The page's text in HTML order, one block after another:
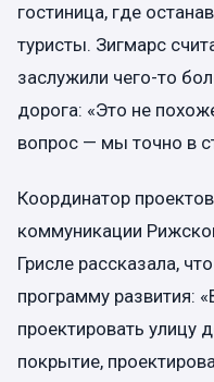
гостиница, где
туристы. Зигмарс
заслужили чего-то
дорога: «Это не
вопрос — мы точно в
Координатор
коммуникации
Грисле рассказала,
программу развития:
проектировать улицу
покрытие,